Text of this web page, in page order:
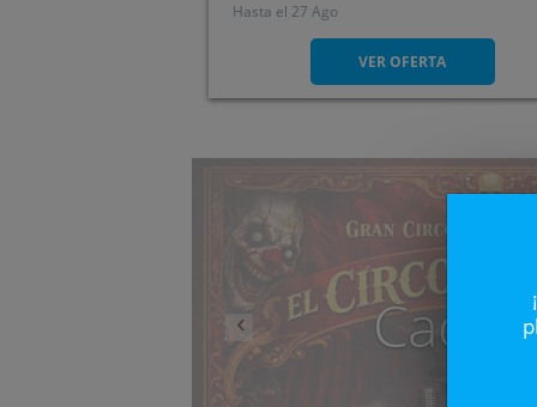
Ctra de Rueda, Frente 232,
47008. Valladolid.
Hasta el 27 Ago
VER OFERTA
Anterior